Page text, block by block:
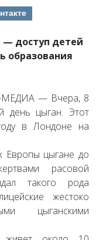
доступ детей
образования
МЕДИА — Вчера, 8
день цыган. Этот
в Лондоне на
Европы цыгане до
расовой
такого рода
жестоко
цыганскими